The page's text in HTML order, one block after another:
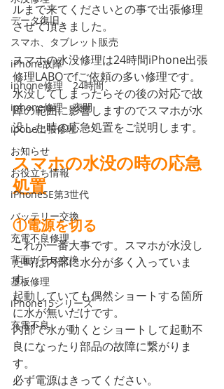
データ復旧
スマホ、タブレット販売
iPhone故障
iphone修理 24時間
iphone修理 夜間
ipone出張修理
お知らせ
お役立ち情報
iPhoneSE第3世代
バッテリー交換
充電不良修理
背面ガラス交換
基板修理
iPhone15シリーズ
充電不良
ルまで来てくださいとの事で出張修理
させて頂きました。
スマホの水没修理は24時間iPhone出張
修理LABOでfご依頼の多い修理です。
水没してしまったらその後の対応で故
障の範囲に影響しますのでスマホが水
没した時の応急処置をご説明します。
スマホの水没の時の応急
処置
①電源を切る
これが一番大事です。スマホが水没し
た時は内部に水分が多く入っていま
す。
起動していても偶然ショートする箇所
に水が無いだけです。
内部で水が動くとショートして起動不
良になったり部品の故障に繋がりま
す。
必ず電源はきってください。